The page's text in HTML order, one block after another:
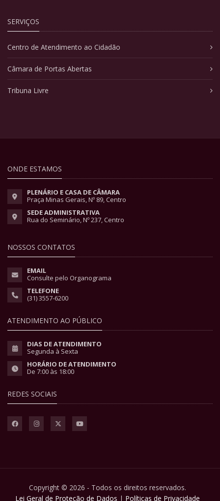
SERVIÇOS
Centro de Atendimento ao Cidadão
Câmara de Portas Abertas
Tribuna Livre
ONDE ESTAMOS
PLENÁRIO E CASA DE CÂMARA
Praça Minas Gerais, Nº 89, Centro
SEDE ADMINISTRATIVA
Rua do Seminário, Nº 237, Centro
NOSSOS CONTATOS
EMAIL
Consulte pelo Organograma
TELEFONE
(31) 3557-6200
ATENDIMENTO AO PÚBLICO
DIAS DE ATENDIMENTO
Segunda à Sexta
HORÁRIO DE ATENDIMENTO
De 7:00 às 18:00
REDES SOCIAIS
Copyright © 2026 - Todos os direitos reservados.
Lei Geral de Proteção de Dados | Políticas de Privacidade